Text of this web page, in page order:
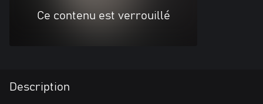
Ce contenu est verrouillé
Description